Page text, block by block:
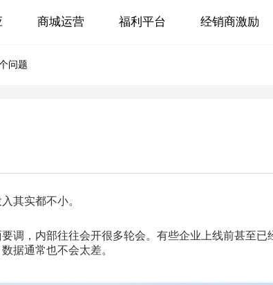
商城运营 福利平台 经销商激励
问题
其实都不小。
调 ，内部往往会开很多轮会。有些企业上线前甚至
据通常也不会太差。